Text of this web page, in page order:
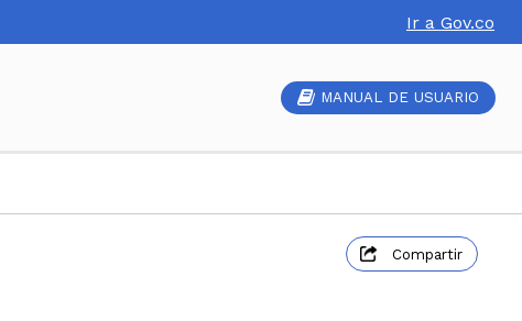
Ir a Gov.co
MANUAL DE USUARIO
Compartir